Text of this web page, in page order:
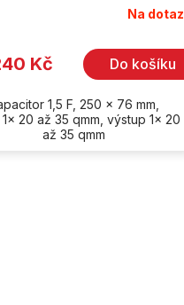
Na dotaz
Kč Do košíku
1,5 F, 250 x 76 mm,
20 až 35 qmm, výstup 1x 20
až 35 qmm